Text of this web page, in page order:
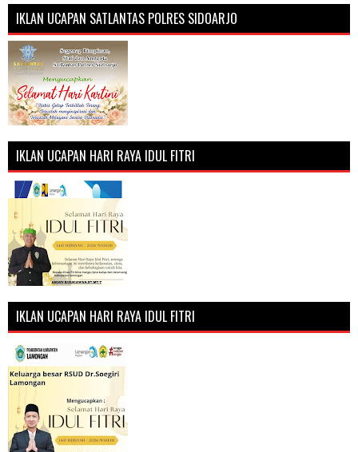
IKLAN UCAPAN SATLANTAS POLRES SIDOARJO
IKLAN UCAPAN HARI RAYA IDUL FITRI
IKLAN UCAPAN HARI RAYA IDUL FITRI